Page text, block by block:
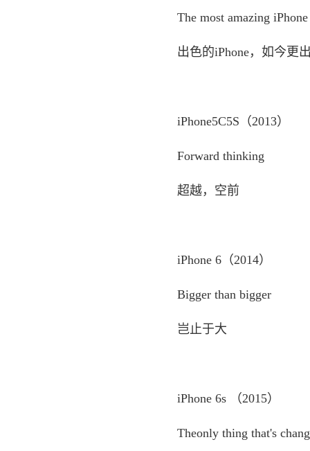
The most amazing iPhone
出色的iPhone，如今更
iPhone5C5S（2013）
Forward thinking
超越，空前
iPhone 6（2014）
Bigger than bigger
岂止于大
iPhone 6s （2015）
Theonly thing that's